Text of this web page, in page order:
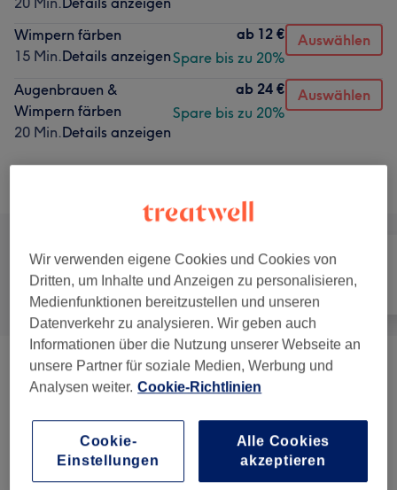
Wimpern färben
15 Min.Details anzeigen
ab 12 €
Spare bis zu 20%
Auswählen
Augenbrauen &
Wimpern färben
20 Min.Details anzeigen
ab 24 €
Spare bis zu 20%
Auswählen
Alle Haarentfernung Gesicht
Augenbrauen &
Wimpernbehandlungen (8)
Wimpernverlängerungen ab 24 €
Dauerhafte Haarentfernung (19) ab 30 €
Wir verwenden eigene Cookies und Cookies von
Dritten, um Inhalte und Anzeigen zu personalisieren,
Medienfunktionen bereitzustellen und unseren
Datenverkehr zu analysieren. Wir geben auch
Informationen über die Nutzung unserer Webseite an
unsere Partner für soziale Medien, Werbung und
Analysen weiter. Cookie-Richtlinien
Cookie-
Einstellungen
Alle Cookies
akzeptieren